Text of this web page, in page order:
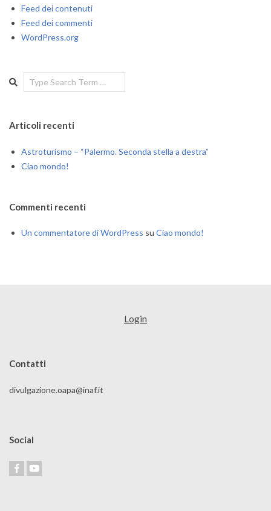
Feed dei contenuti
Feed dei commenti
WordPress.org
Search
Articoli recenti
Astroturismo – “Palermo. Seconda stella a destra”
Ciao mondo!
Commenti recenti
Un commentatore di WordPress su Ciao mondo!
Login
Contatti
divulgazione.oapa@inaf.it
Social